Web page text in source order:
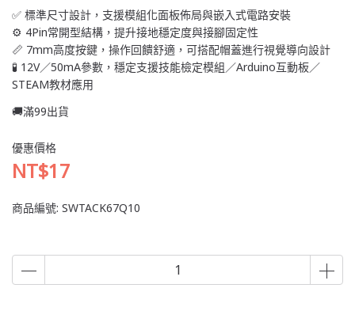
✅ 標準尺寸設計，支援模組化面板佈局與嵌入式電路安裝
⚙️ 4Pin常開型結構，提升接地穩定度與接腳固定性
📏 7mm高度按鍵，操作回饋舒適，可搭配帽蓋進行視覺導向設計
🧪 12V／50mA參數，穩定支援技能檢定模組／Arduino互動板／
STEAM教材應用
🚚滿99出貨
優惠價格
NT$17
商品編號: SWTACK67Q10